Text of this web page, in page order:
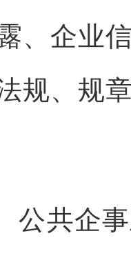
、企业
规、规
公共企